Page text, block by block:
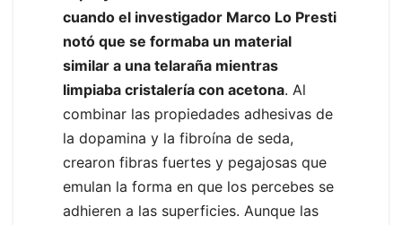
cuando el investigador Marco Lo Presti
notó que se formaba un material
similar a una telaraña mientras
limpiaba cristalería con acetona. Al
combinar las propiedades adhesivas de
la dopamina y la fibroína de seda,
crearon fibras fuertes y pegajosas que
emulan la forma en que los percebes se
adhieren a las superficies. Aunque las